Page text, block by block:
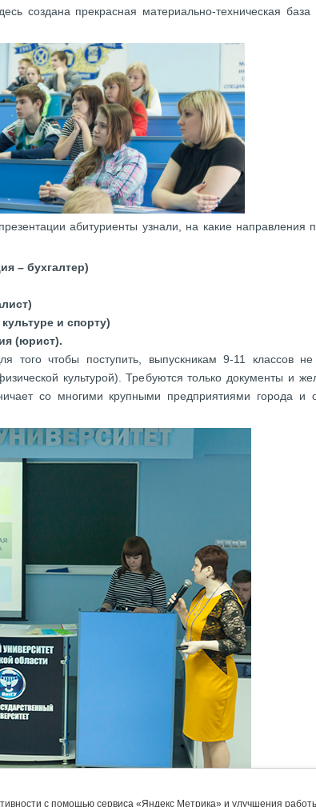
создана прекрасная материально-техническая
абитуриенты узнали, на какие направления
– бухгалтер)
и спорту)
(юрист).
того чтобы поступить, выпускникам 9-11 классов
культурой). Требуются только документы и
со многими крупными предприятиями города и
с помощью сервиса «Яндекс Метрика» и улучшения